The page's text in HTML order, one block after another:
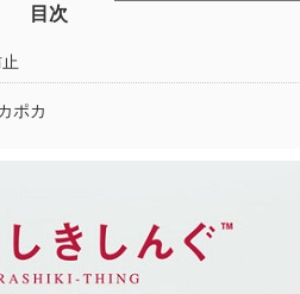
目次
ポカ